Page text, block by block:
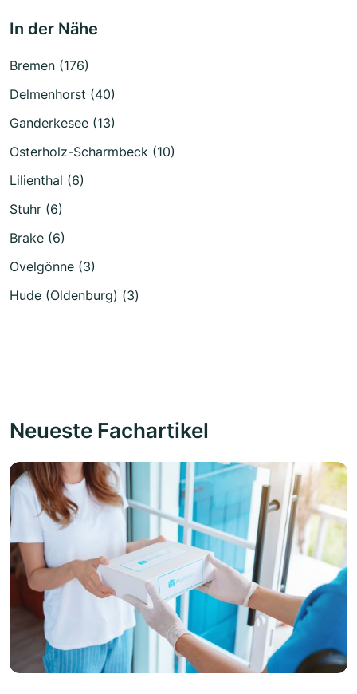
In der Nähe
Bremen (176)
Delmenhorst (40)
Ganderkesee (13)
Osterholz-Scharmbeck (10)
Lilienthal (6)
Stuhr (6)
Brake (6)
Ovelgönne (3)
Hude (Oldenburg) (3)
Neueste Fachartikel